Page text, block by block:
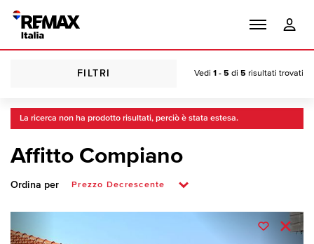
FILTRI Vedi 1 - 5 di 5 risultati trovati
La ricerca non ha prodotto risultati, perciò è stata estesa.
Affitto Compiano
Ordina per